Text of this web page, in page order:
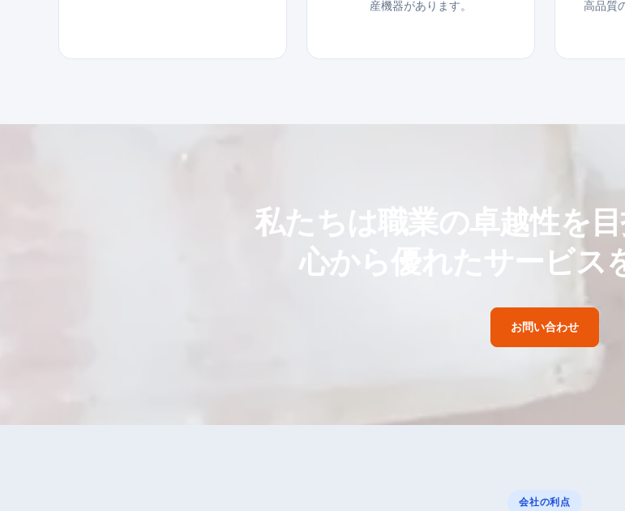
産機器があります。
高品質
私たちは職業の卓越性を目
心から優れたサービス
お問い合わせ
会社の利点